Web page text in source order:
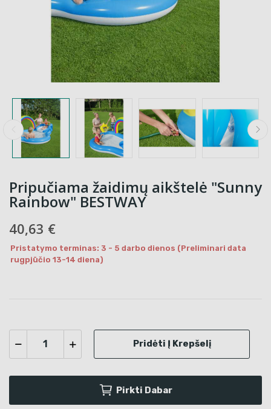
Pripučiama žaidimų aikštelė "Sunny
Rainbow" BESTWAY
40,63 €
Pristatymo terminas: 3 - 5 darbo dienos (Preliminari data
rugpjūčio 13-14 diena)
Pridėti Į Krepšelį
Pirkti Dabar